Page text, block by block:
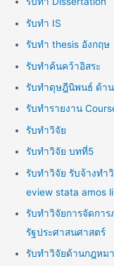
รับทำ IS
รับทำ thesis อังกฤษ
รับทำค้นคว้าอิสระ
รับทำดุษฎีนิพนธ์ ด้า
รับทำรายงาน
รับทำวิจัย
รับทำวิจัย บทที่5
รับทำวิจัย รับจ้างทำ
eview stata amos
รับทำวิจัยการจัดการ
รัฐประศาสนศาสตร์
รับทำวิจัยด้านกฎหม